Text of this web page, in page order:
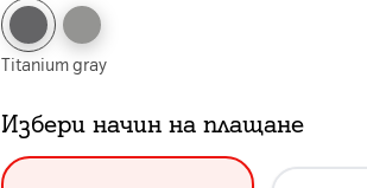
Titanium gray
Избери начин на плащане